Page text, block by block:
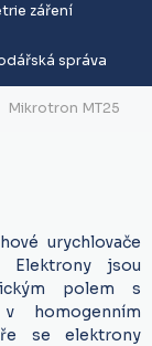
záření
správa
Mikrotron MT25
urychlovače
Elektrony jsou
polem s
homogenním
se elektrony